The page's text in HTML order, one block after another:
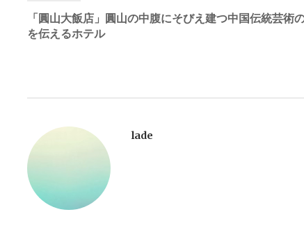
稿
ゲ
ー
シ
「圓山大飯店」圓山の中腹にそびえ建つ中国伝統芸術
を伝えるホテル
lade